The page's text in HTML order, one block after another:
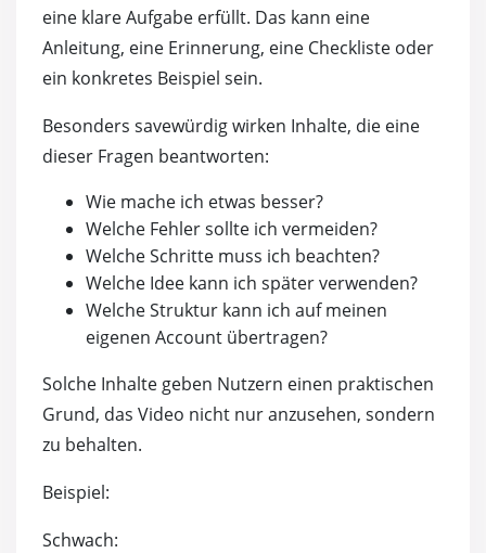
eine klare Aufgabe erfüllt. Das kann eine
Anleitung, eine Erinnerung, eine Checkliste oder
ein konkretes Beispiel sein.
Besonders savewürdig wirken Inhalte, die eine
dieser Fragen beantworten:
Wie mache ich etwas besser?
Welche Fehler sollte ich vermeiden?
Welche Schritte muss ich beachten?
Welche Idee kann ich später verwenden?
Welche Struktur kann ich auf meinen
eigenen Account übertragen?
Solche Inhalte geben Nutzern einen praktischen
Grund, das Video nicht nur anzusehen, sondern
zu behalten.
Beispiel:
Schwach: